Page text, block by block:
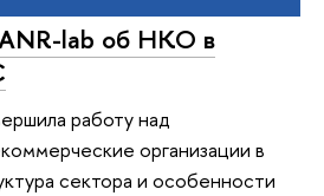
lab об НКО в
работу над
организации в
сектора и особенности